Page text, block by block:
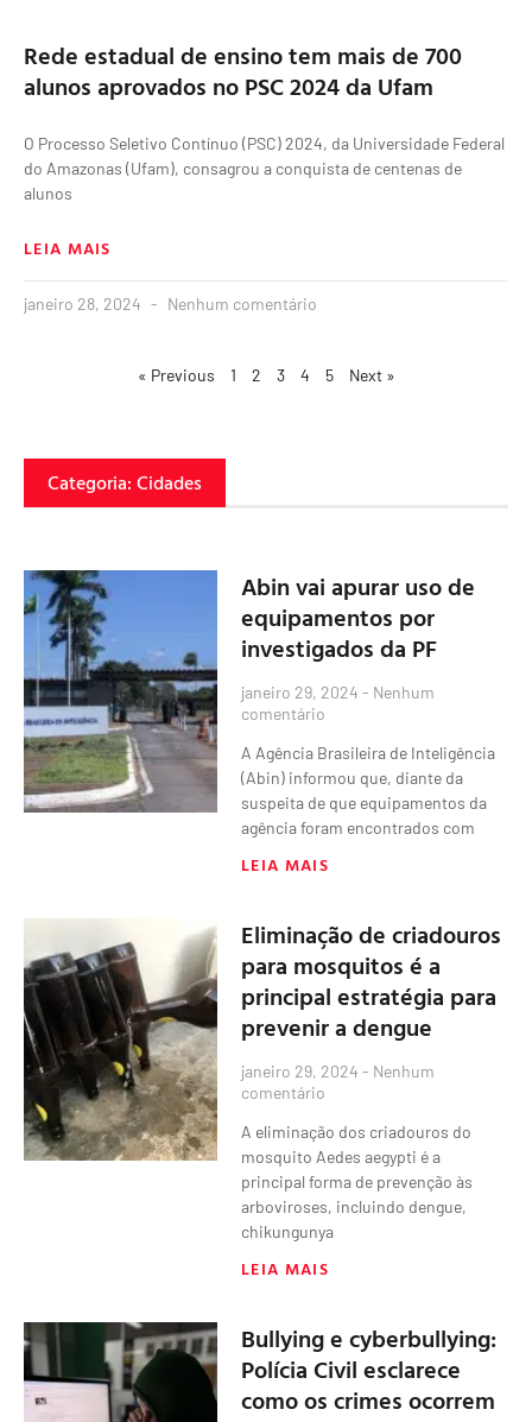
Rede estadual de ensino tem mais de 700
alunos aprovados no PSC 2024 da Ufam
O Processo Seletivo Contínuo (PSC) 2024, da Universidade Federal
do Amazonas (Ufam), consagrou a conquista de centenas de
alunos
LEIA MAIS
janeiro 28, 2024 Nenhum comentário
« Previous 1 2 3 4 5 Next »
Categoria: Cidades
Abin vai apurar uso de
equipamentos por
investigados da PF
janeiro 29, 2024 Nenhum
comentário
A Agência Brasileira de Inteligência
(Abin) informou que, diante da
suspeita de que equipamentos da
agência foram encontrados com
LEIA MAIS
Eliminação de criadouros
para mosquitos é a
principal estratégia para
prevenir a dengue
janeiro 29, 2024 Nenhum
comentário
A eliminação dos criadouros do
mosquito Aedes aegypti é a
principal forma de prevenção às
arboviroses, incluindo dengue,
chikungunya
LEIA MAIS
Bullying e cyberbullying:
Polícia Civil esclarece
como os crimes ocorrem